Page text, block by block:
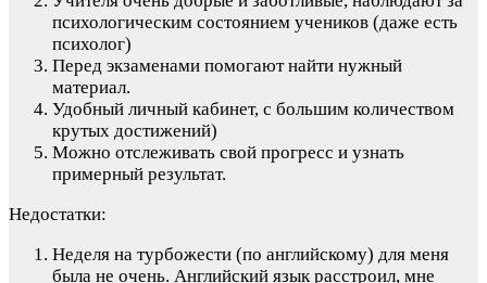
психологическим состоянием учеников (даже есть
психолог)
Перед экзаменами помогают найти нужный
материал.
Удобный личный кабинет, с большим количеством
крутых достижений)
Можно отслеживать свой прогресс и узнать
примерный результат.
Недостатки:
Неделя на турбожести (по английскому) для меня
была не очень. Английский язык расстроил, мне